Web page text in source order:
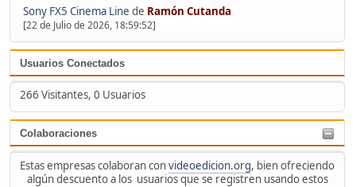
Sony FX5 Cinema Line de Ramón Cutanda
[22 de Julio de 2026, 18:59:52]
Usuarios Conectados
266 Visitantes, 0 Usuarios
Colaboraciones
Estas empresas colaboran convideoedicion.org, bien ofreciendo
algún descuento a los usuarios que se registren usando estos